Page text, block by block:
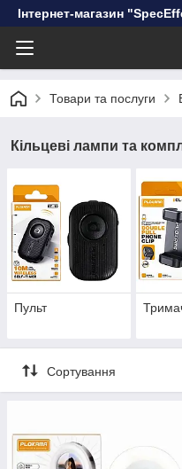
Інтернет-магазин
Товари та послуги
Кільцеві лампи та
Пульт
Сортування